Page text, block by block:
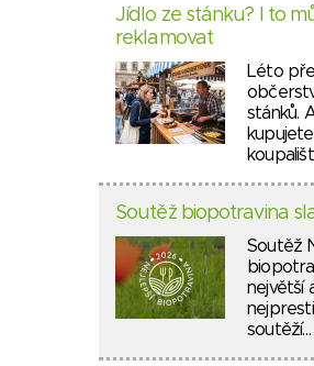
Jídlo ze stánku? I to
reklamovat
Léto
stánků.
Soutěž biopotravina
Soutěž
největší
soutěží…